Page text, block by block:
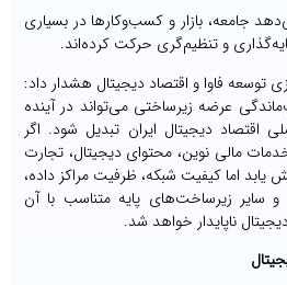
جامعه، بازار و کسب‌وکارها در بسیاری
و تنظیم‌گری حرکت کرده‌اند.
توسعه فاوا و اقتصاد دیجیتال هشدار داد:
عرضه زیرساختی می‌تواند در آینده
دیجیتال ایران تبدیل شود. اگر
مالی نوین، محتوای دیجیتال، تجارت
یابد اما کیفیت شبکه، ظرفیت مراکز داده،
سایر زیرساخت‌های پایه متناسب با آن
ناپایدار خواهد شد.